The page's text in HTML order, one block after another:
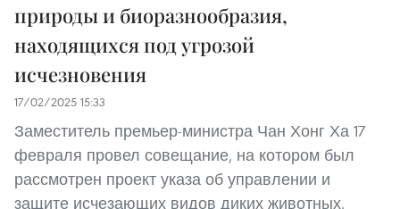
природы и биоразнообразия,
находящихся под угрозой
исчезновения
17/02/2025 15:33
Заместитель премьер-министра Чан Хонг Ха 17
февраля провел совещание, на котором был
рассмотрен проект указа об управлении и
защите исчезающих видов диких животных.